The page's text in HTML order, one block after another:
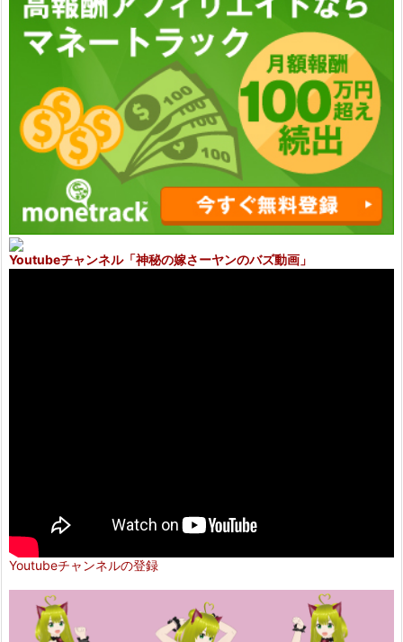
Youtubeチャンネル「神秘の嫁さーヤンのバズ動画」
Youtubeチャンネルの登録